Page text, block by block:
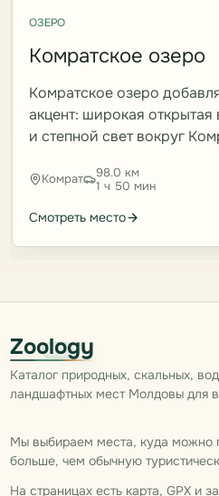
ОЗЕРО
Комратское озеро
Комратское озеро
акцент: широкая открытая
и степной свет вокруг
Комрат
98.0 км
1 ч 50 мин
Смотреть место
Zoology
Каталог природных, скальных,
ландшафтных мест Молдовы для
Мы выбираем места, куда можно
больше, чем обычную
На страницах есть карта, GPX и